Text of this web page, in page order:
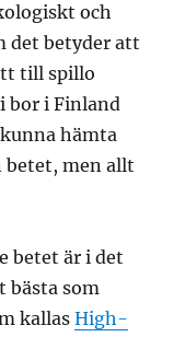
och
det betyder att
till spillo
bor i Finland
hämta
betet, men allt
betet är i det
bästa som
kallasHigh-